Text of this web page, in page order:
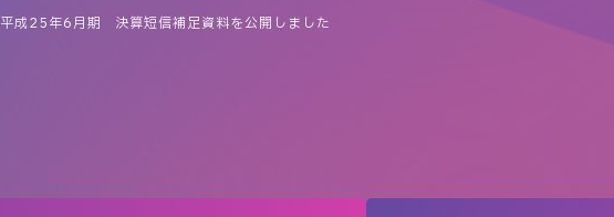
平成25年6月期 決算短信補足資料を公開しました